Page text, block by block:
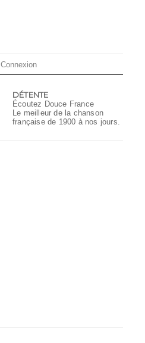
Connexion
DÉTENTE
Écoutez Douce France
Le meilleur de la chanson
française de 1900 à nos jours.